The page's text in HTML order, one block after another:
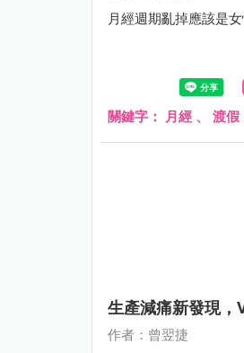
月經週期亂掉應該是
關鍵字： 月經 、 渡假
生產減痛新發現，
作者：曾翌捷